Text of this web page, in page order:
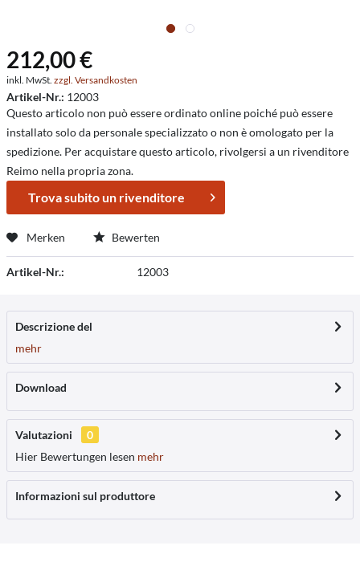
212,00 €
inkl. MwSt. zzgl. Versandkosten
Artikel-Nr.: 12003
Questo articolo non può essere ordinato online poiché può essere
installato solo da personale specializzato o non è omologato per la
spedizione. Per acquistare questo articolo, rivolgersi a un rivenditore
Reimo nella propria zona.
Trova subito un rivenditore
Merken Bewerten
Artikel-Nr.: 12003
Descrizione del
mehr
Download
Valutazioni
0
Hier Bewertungen lesen mehr
Informazioni sul produttore